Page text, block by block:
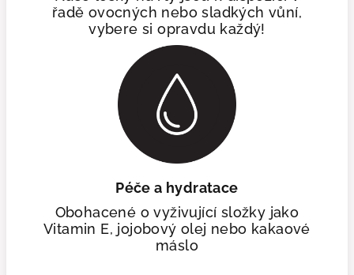
řadě ovocných nebo sladkých vůní,
vybere si opravdu každý!
Péče a hydratace
Obohacené o vyživující složky jako
Vitamin E, jojobový olej nebo kakaové
máslo